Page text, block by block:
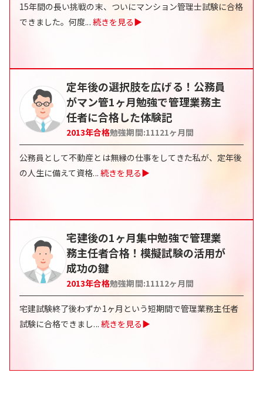
15年間の長い挑戦の末、ついにマンション管理士試験に合格
できました。何度... 続きを見る▶
定年後の選択肢を広げる！公務員
がマン管1ヶ月勉強で管理業務主
任者に合格した体験記
2013年合格勉強期間:11121ヶ月間
公務員として不動産とは無縁の仕事をしてきた私が、定年後
の人生に備えて資格... 続きを見る▶
宅建後の1ヶ月集中勉強で管理業
務主任者合格！模擬試験の活用が
成功の鍵
2013年合格勉強期間:11112ヶ月間
宅建試験終了後わずか1ヶ月という短期間で管理業務主任者
試験に合格できまし... 続きを見る▶